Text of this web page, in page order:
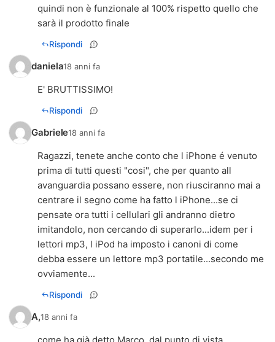
quindi non è funzionale al 100% rispetto quello che
sarà il prodotto finale
Rispondi
daniela18 anni fa
E' BRUTTISSIMO!
Rispondi
Gabriele18 anni fa
Ragazzi, tenete anche conto che l iPhone é venuto
prima di tutti questi "cosi", che per quanto all
avanguardia possano essere, non riusciranno mai a
centrare il segno come ha fatto l iPhone...se ci
pensate ora tutti i cellulari gli andranno dietro
imitandolo, non cercando di superarlo...idem per i
lettori mp3, l iPod ha imposto i canoni di come
debba essere un lettore mp3 portatile...secondo me
ovviamente...
Rispondi
A,18 anni fa